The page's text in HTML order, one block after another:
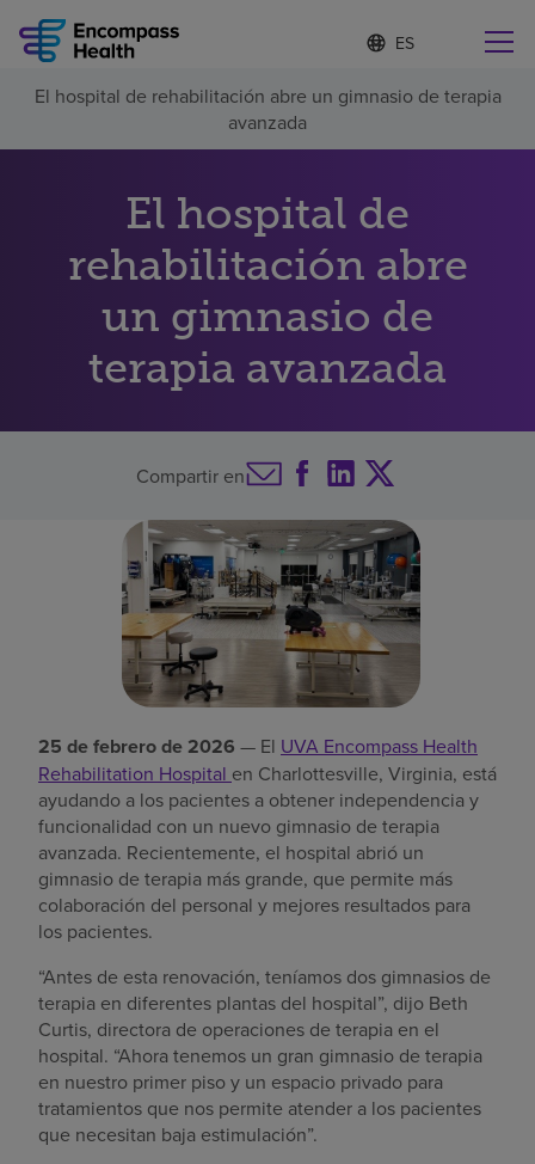
Lista
de
idiomas
d
o
a
l
e
o
a
Encuentre una localidad cerca de usted
Por qué debe elegirnos
Servicios de rehabilitación
Pacientes y cuidadores
Recursos de salud
Buscar un centro
Pagar mi factura
El hospital de rehabilitación abre un gimnasio de terapia
avanzada
El hospital de
rehabilitación abre
un gimnasio de
terapia avanzada
Compartir en
25 de febrero de 2026 — El UVA Encompass Health
Rehabilitation Hospital en Charlottesville, Virginia, está
ayudando a los pacientes a obtener independencia y
funcionalidad con un nuevo gimnasio de terapia
avanzada. Recientemente, el hospital abrió un
gimnasio de terapia más grande, que permite más
colaboración del personal y mejores resultados para
los pacientes.
“Antes de esta renovación, teníamos dos gimnasios de
terapia en diferentes plantas del hospital”, dijo Beth
Curtis, directora de operaciones de terapia en el
hospital. “Ahora tenemos un gran gimnasio de terapia
en nuestro primer piso y un espacio privado para
tratamientos que nos permite atender a los pacientes
que necesitan baja estimulación”.